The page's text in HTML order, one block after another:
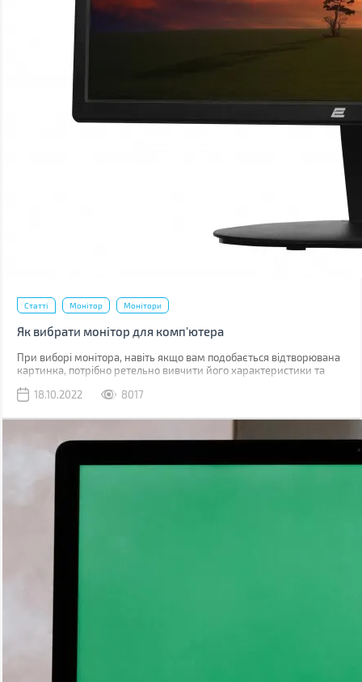
Статті Монітор Монітори
Як вибрати монітор для комп'ютера
При виборі монітора, навіть якщо вам подобається відтворювана
картинка, потрібно ретельно вивчити його характеристики та
магазині, і зовсім інша – перебувати перед ним годинами. Якщо
може виникнути відчуття дискомфорту, розфокусування зору, а в
18.10.2022 8017